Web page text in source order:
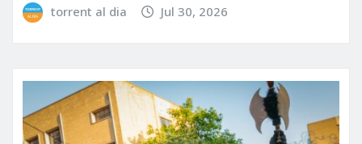
torrent al dia Jul 30, 2026